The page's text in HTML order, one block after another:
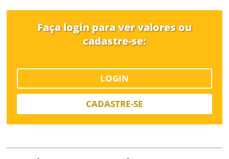
Faça login para ver valores ou
cadastre-se:
LOGIN
CADASTRE-SE
Já tem uma conta?
Tipo de download